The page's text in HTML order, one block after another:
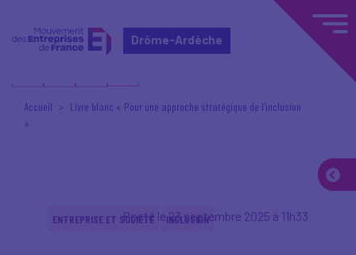
Drôme-Ardèche
Accueil
Livre blanc « Pour une approche stratégique de l’inclusion
»
Posté le 23 septembre 2025 à 11h33
ENTREPRISE ET SOCIÉTÉ INCLUSION